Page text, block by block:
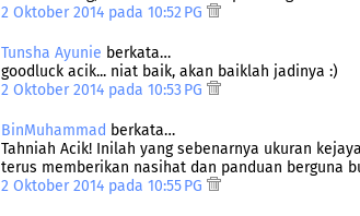
2 Oktober 2014 pada 10:52 PG
Tunsha Ayunie berkata…
goodluck acik... niat baik, akan baiklah jadinya :)
2 Oktober 2014 pada 10:53 PG
BinMuhammad berkata…
Tahniah Acik! Inilah yang sebenarnya ukuran
terus memberikan nasihat dan panduan berguna
2 Oktober 2014 pada 10:55 PG